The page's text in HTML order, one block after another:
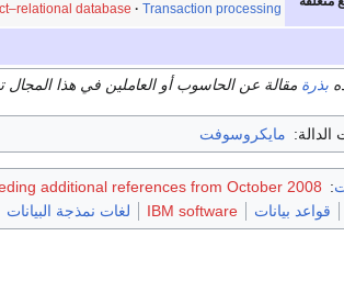
database Transaction processing
بذرة مقالة عن الحاسوب أو العاملين في هذا المجال
الدالة: مايكروسوفت
:
additional references from October 2008
قواعد بيانات IBM software لغات نمذجة البيانات